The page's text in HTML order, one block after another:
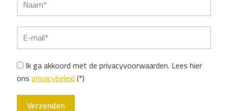
Ik ga akkoord met de privacyvoorwaarden. Lees hier
onsprivacybeleid(*)